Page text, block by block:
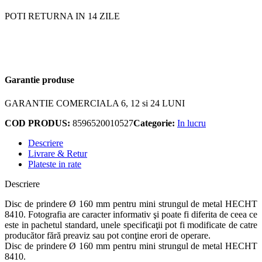
POTI RETURNA IN 14 ZILE
Garantie produse
GARANTIE COMERCIALA 6, 12 si 24 LUNI
COD PRODUS: 8596520010527Categorie: In lucru
Descriere
Livrare & Retur
Plateste in rate
Descriere
Disc de prindere Ø 160 mm pentru mini strungul de metal HECHT
8410. Fotografia are caracter informativ şi poate fi diferita de ceea ce
este in pachetul standard, unele specificaţii pot fi modificate de catre
producător fără preaviz sau pot conţine erori de operare.
Disc de prindere Ø 160 mm pentru mini strungul de metal HECHT
8410.